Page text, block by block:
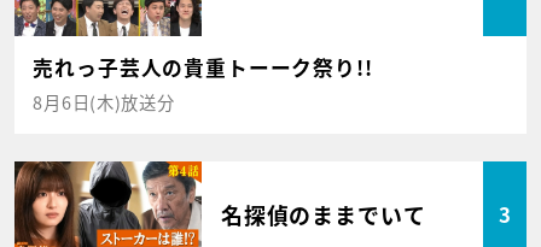
売れっ子芸人の貴重トーーク祭り!!
8月6日(木)放送分
名探偵のままでいて 3